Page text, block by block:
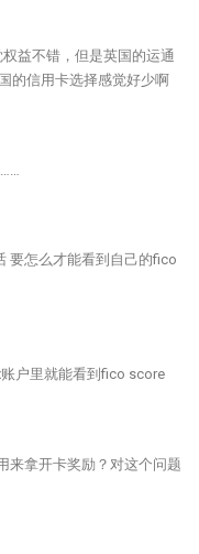
益不错，但是英国的运通
的信用卡选择感觉好少啊
要怎么才能看到自己的fico
户里就能看到fico score
来拿开卡奖励？对这个问题